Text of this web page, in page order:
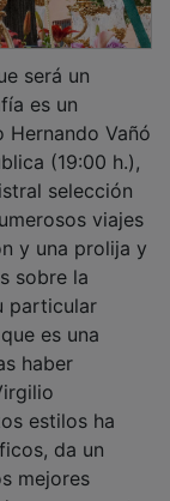
es un
Vañó
(19:00 h.),
selección
viajes
y una prolija y
sobre la
es una
haber
estilos ha
da un
mejores
me encuentro